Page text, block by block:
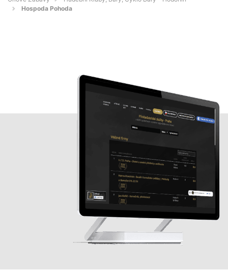
Hospoda Pohoda